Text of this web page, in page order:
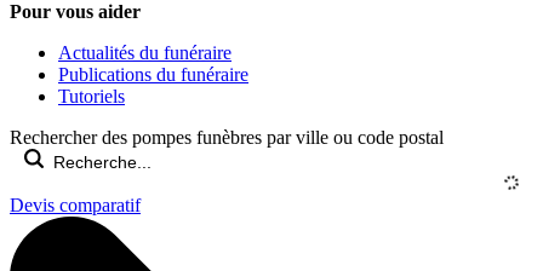
Pour vous aider
Actualités du funéraire
Publications du funéraire
Tutoriels
Rechercher des pompes funèbres par ville ou code postal
Devis comparatif